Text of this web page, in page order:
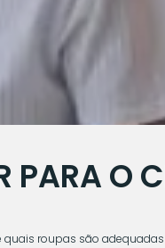
PARA O
roupas são